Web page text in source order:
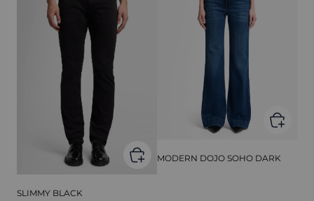
SLIMMY BLACK
MODERN DOJO SOHO DARK